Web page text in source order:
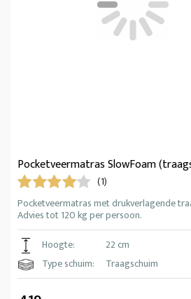
Pocketveermatras SlowFoam
(1)
Pocketveermatras met drukverlagende
Advies tot 120 kg per persoon.
Hoogte:
22 cm
Type schuim:
Traagschuim